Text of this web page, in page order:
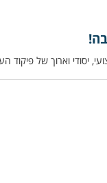
יסודי וארוך של פיקוד